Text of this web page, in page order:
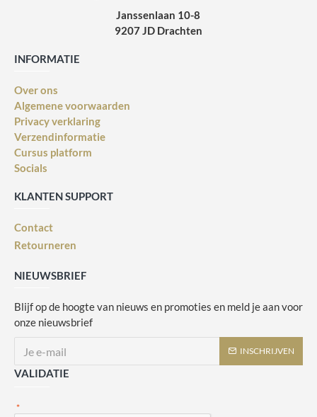
Janssenlaan 10-8
9207 JD Drachten
INFORMATIE
Over ons
Algemene voorwaarden
Privacy verklaring
Verzendinformatie
Cursus platform
Socials
KLANTEN SUPPORT
Contact
Retourneren
NIEUWSBRIEF
Blijf op de hoogte van nieuws en promoties en meld je aan voor
onze nieuwsbrief
INSCHRIJVEN
VALIDATIE